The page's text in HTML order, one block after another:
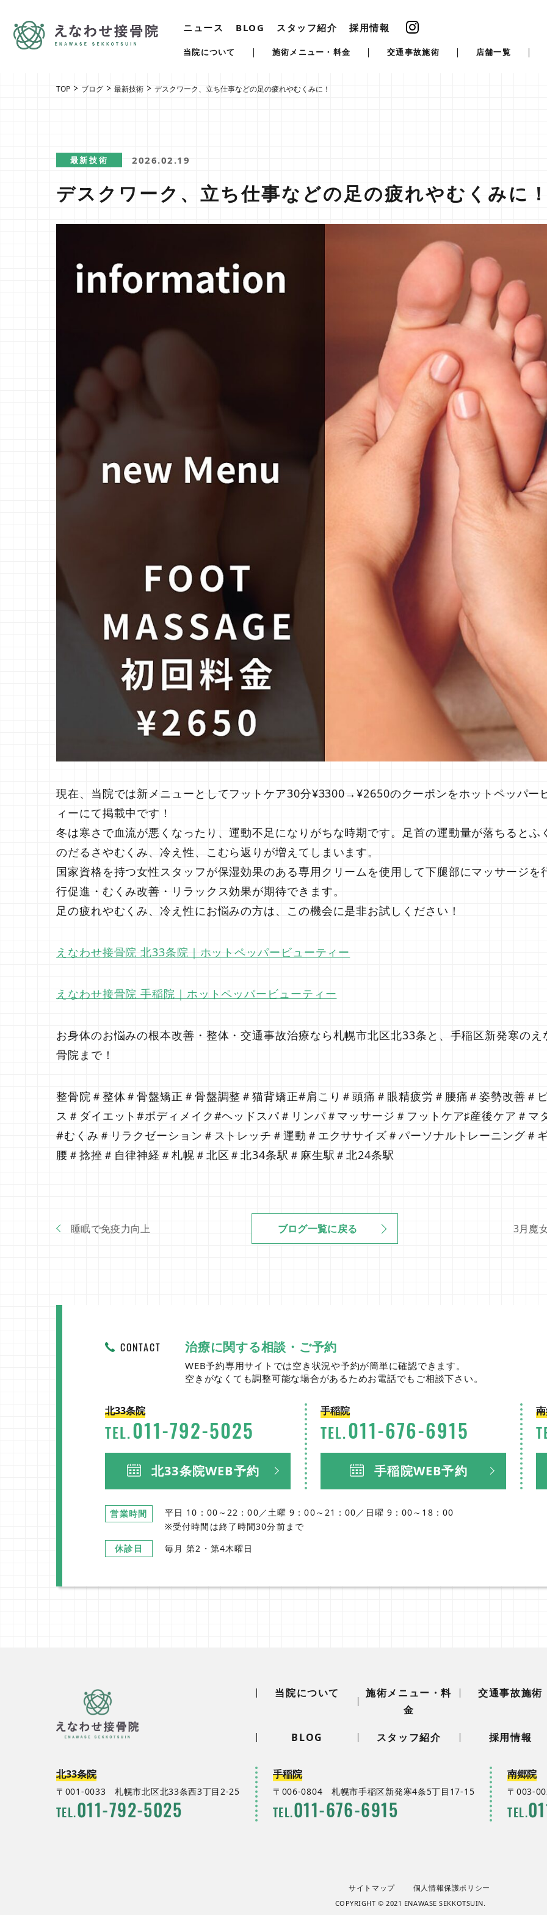
ニュース BLOG スタッフ紹介 採用情報
当院について 施術メニュー・料金 交通事故施術 店舗一覧
TOP ブログ 最新技術 デスクワーク、立ち仕事などの足の疲れやむくみに！
最新技術 2026.02.19
デスクワーク、立ち仕事などの足の疲れやむくみに
現在、当院では新メニューとしてフットケア30分¥3300→¥2650のクーポンをホットペッパー
ィーにて掲載中です！
冬は寒さで血流が悪くなったり、運動不足になりがちな時期です。足首の運動量が落ちるとふ
のだるさやむくみ、冷え性、こむら返りが増えてしまいます。
国家資格を持つ女性スタッフが保湿効果のある専用クリームを使用して下腿部にマッサージを
行促進・むくみ改善・リラックス効果が期待できます。
足の疲れやむくみ、冷え性にお悩みの方は、この機会に是非お試しください！
えなわせ接骨院 北33条院｜ホットペッパービューティー
えなわせ接骨院 手稲院｜ホットペッパービューティー
お身体のお悩みの根本改善・整体・交通事故治療なら札幌市北区北33条と、手稲区新発寒のえ
骨院まで！
整骨院＃整体＃骨盤矯正＃骨盤調整＃猫背矯正#肩こり＃頭痛＃眼精疲労＃腰痛＃姿勢改善＃
ス＃ダイエット#ボディメイク#ヘッドスパ＃リンパ＃マッサージ＃フットケア♯産後ケア＃マ
#むくみ＃リラクゼーション＃ストレッチ＃運動＃エクササイズ＃パーソナルトレーニング＃
腰＃捻挫＃自律神経＃札幌＃北区＃北34条駅＃麻生駅＃北24条駅
睡眠で免疫力向上 ブログ一覧に戻る 3月魔
CONTACT 治療に関する相談・ご予約
WEB予約専用サイトでは空き状況や予約が簡単に確認できます。
空きがなくても調整可能な場合があるためお電話でもご相談下さい。
北33条院
TEL. 011-792-5025
北33条院WEB予約
手稲院
TEL. 011-676-6915
手稲院WEB予約
営業時間 平日 10：00～22：00／ 土曜 9：00～21：00／ 日曜 9：00～18：00
※受付時間は終了時間30分前まで
休診日
毎月 第2・第4木曜日
当院について
施術メニュー・料
金
交通事故施術
BLOG スタッフ紹介 採用情報
北33条院
〒001-0033 札幌市北区北33条西3丁目2-25
TEL.011-792-5025
手稲院
〒006-0804 札幌市手稲区新発寒4条5丁目17-15
TEL.011-676-6915
南郷院
〒003-
TEL.
サイトマップ 個人情報保護ポリシー
COPYRIGHT © 2021 ENAWASE SEKKOTSUIN.